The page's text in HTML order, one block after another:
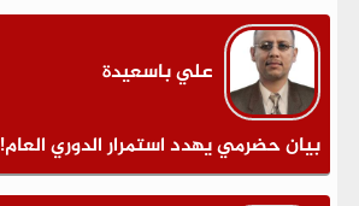
علي باسعيدة
بيان حضرمي يهدد استمرار الدوري العام!